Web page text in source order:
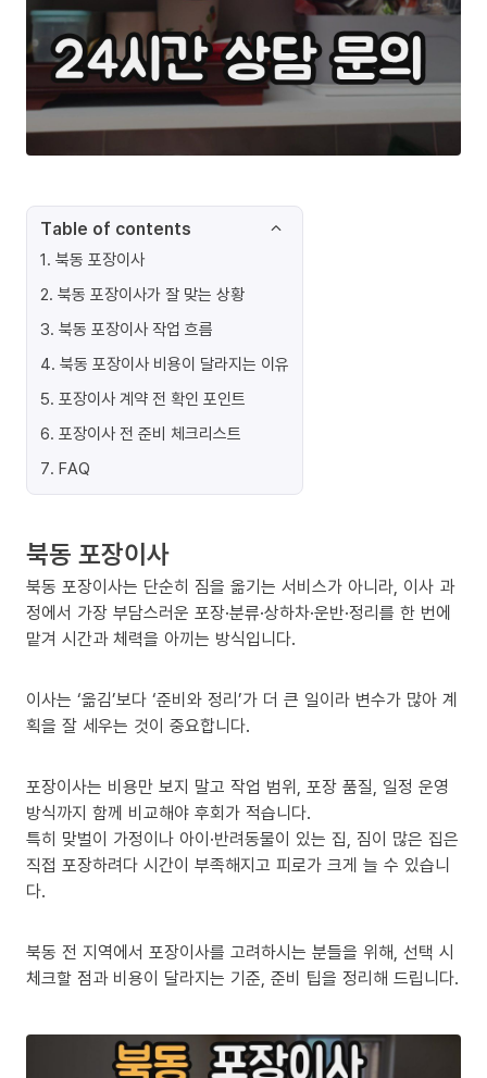
Table of contents
1. 북동 포장이사
2. 북동 포장이사가 잘 맞는 상황
3. 북동 포장이사 작업 흐름
4. 북동 포장이사 비용이 달라지는 이유
5. 포장이사 계약 전 확인 포인트
6. 포장이사 전 준비 체크리스트
7. FAQ
북동 포장이사
북동 포장이사는 단순히 짐을 옮기는 서비스가 아니라, 이사 과
정에서 가장 부담스러운 포장·분류·상하차·운반·정리를 한 번에
맡겨 시간과 체력을 아끼는 방식입니다.
이사는 ‘옮김’보다 ‘준비와 정리’가 더 큰 일이라 변수가 많아 계
획을 잘 세우는 것이 중요합니다.
포장이사는 비용만 보지 말고 작업 범위, 포장 품질, 일정 운영
방식까지 함께 비교해야 후회가 적습니다.
특히 맞벌이 가정이나 아이·반려동물이 있는 집, 짐이 많은 집은
직접 포장하려다 시간이 부족해지고 피로가 크게 늘 수 있습니
다.
북동 전 지역에서 포장이사를 고려하시는 분들을 위해, 선택 시
체크할 점과 비용이 달라지는 기준, 준비 팁을 정리해 드립니다.